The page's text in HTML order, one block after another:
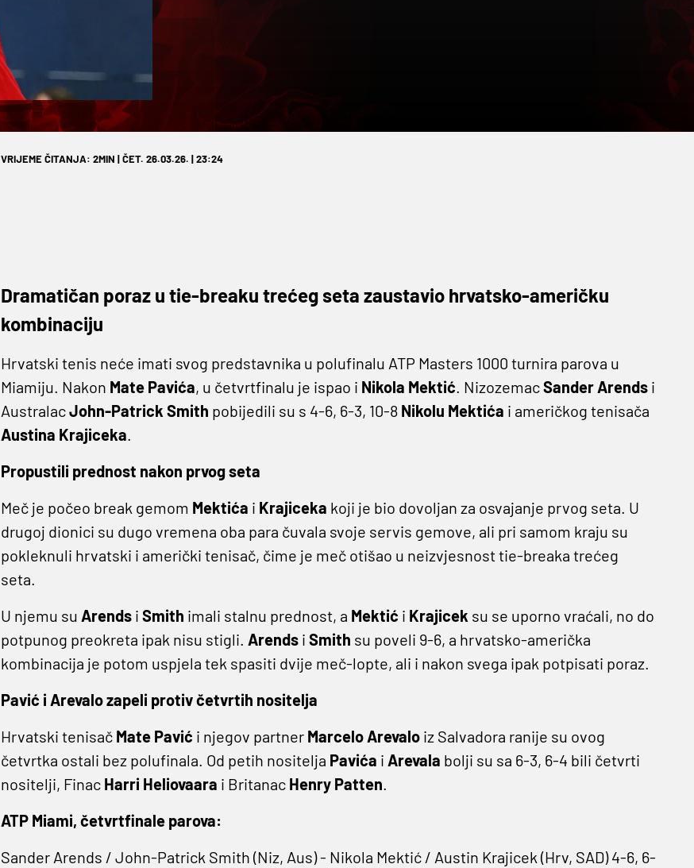
VRIJEME ČITANJA: 2MIN | ČET. 26.03.26. | 23:24
Dramatičan poraz u tie-breaku trećeg seta zaustavio hrvatsko-američku
kombinaciju
Hrvatski tenis neće imati svog predstavnika u polufinalu ATP Masters 1000 turnira parova u
Miamiju. Nakon Mate Pavića, u četvrtfinalu je ispao i Nikola Mektić . NizozemacSander Arendsi
AustralacJohn-Patrick Smith pobijedili su s 4-6, 6-3, 10-8 Nikolu Mektića i američkog tenisača
Austina Krajiceka
Propustili prednost nakon prvog seta
Meč je počeo break gemom Mektića i Krajiceka koji je bio dovoljan za osvajanje prvog seta. U
drugoj dionici su dugo vremena oba para čuvala svoje servis gemove, ali pri samom kraju su
pokleknuli hrvatski i američki tenisač, čime je meč otišao u neizvjesnost tie-breaka trećeg
seta.
U njemu su Arendsi Smith imali stalnu prednost, a Mektić i Krajicek su se uporno vraćali, no do
potpunog preokreta ipak nisu stigli. Arendsi Smith su poveli 9-6, a hrvatsko-američka
kombinacija je potom uspjela tek spasiti dvije meč-lopte, ali i nakon svega ipak potpisati poraz.
Pavić i Arevalo zapeli protiv četvrtih nositelja
Hrvatski tenisač Mate Pavić i njegov partner Marcelo Arevaloiz Salvadora ranije su ovog
četvrtka ostali bez polufinala. Od petih nositelja Pavića i Arevala bolji su sa 6-3, 6-4 bili četvrti
nositelji, Finac Harri Heliovaara i Britanac Henry Patten
ATP Miami, četvrtfinale parova:
Sander Arends / John-Patrick Smith (Niz, Aus) - Nikola Mektić / Austin Krajicek (Hrv, SAD) 4-6, 6-